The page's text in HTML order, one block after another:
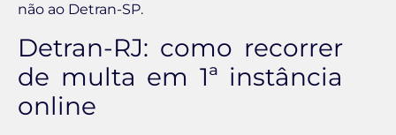
não ao Detran-SP.
Detran-RJ: como recorrer
de multa em 1ª instância
online